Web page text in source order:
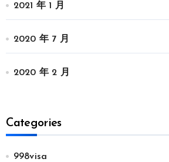
2021 年 1 月
2020 年 7 月
2020 年 2 月
Categories
998visa